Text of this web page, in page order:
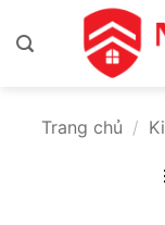
qua
Trang chủ /